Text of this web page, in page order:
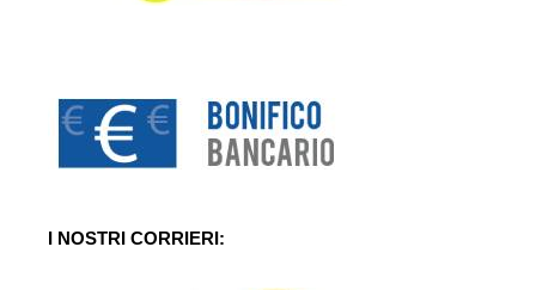
I NOSTRI CORRIERI: